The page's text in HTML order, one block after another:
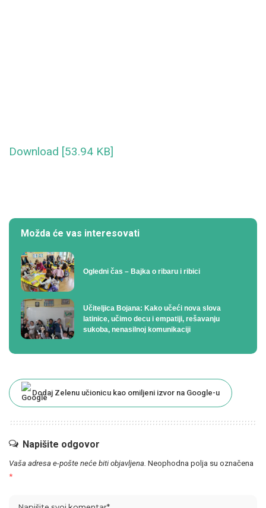
Download [53.94 KB]
Možda će vas interesovati
Ogledni čas – Bajka o ribaru i ribici
Učiteljica Bojana: Kako učeći nova slova
latinice, učimo decu i empatiji, rešavanju
sukoba, nenasilnoj komunikaciji
Dodaj Zelenu učionicu kao omiljeni izvor na Google-u
Napišite odgovor
Vaša adresa e-pošte neće biti objavljena. Neophodna polja su označena
*